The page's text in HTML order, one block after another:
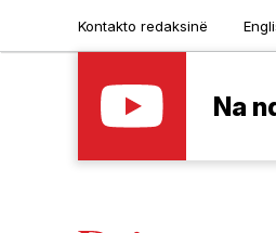
Kontakto redaksinë
Na